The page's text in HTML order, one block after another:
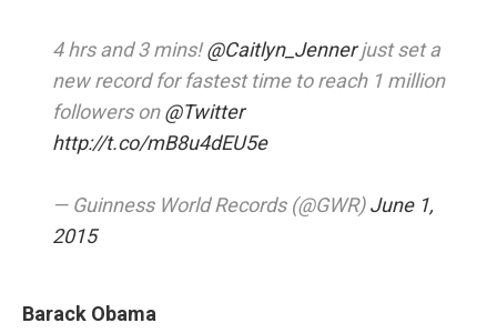
4 hrs and 3 mins!@Caitlyn_Jennerjust set a
new record for fastest time to reach 1 million
followers on@Twitter
http://t.co/mB8u4dEU5e
— Guinness World Records (@GWR)June 1,
2015
Barack Obama